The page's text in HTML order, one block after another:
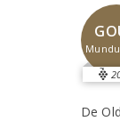
De